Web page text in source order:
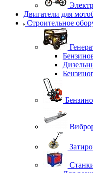
Двигатели для
Строительное